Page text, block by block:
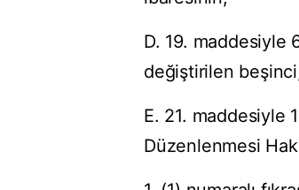
D. 19. maddesiyle
değiştirilen
E. 21. maddesiyle
Düzenlenmesi